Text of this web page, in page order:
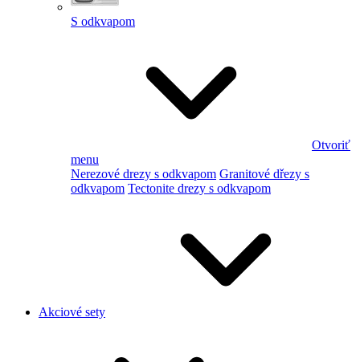
S odkvapom
Otvoriť
menu
Nerezové drezy s odkvapom Granitové dřezy s
odkvapom Tectonite drezy s odkvapom
Akciové sety